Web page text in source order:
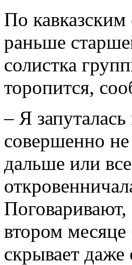
По
раньше
солистка
торопится,
– Я
совершенно
дальше или
Поговаривают,
втором
скрывает даже